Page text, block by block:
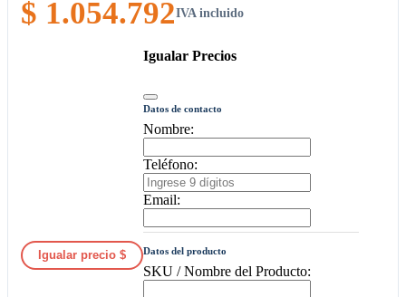
$ 1.054.792IVA incluido
Igualar precio $
Igualar Precios
Datos de contacto
Nombre:
Teléfono:
Email:
Datos del producto
SKU / Nombre del Producto: